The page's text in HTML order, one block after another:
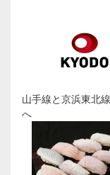
山手線と京浜東北
へ